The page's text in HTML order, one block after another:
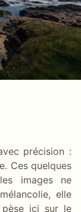
précision :
Ces quelques
images ne
elle
ici sur le